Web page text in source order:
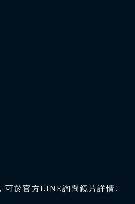
可於官方LINE詢問鏡片詳情。